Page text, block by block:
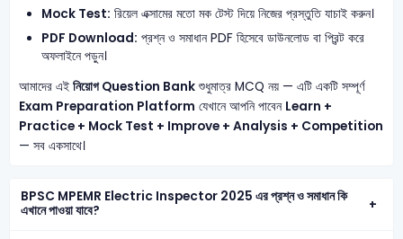
Mock Test: রিয়েল এক্সামের মতো মক টেস্ট দিয়ে নিজের প্রস্তুতি যাচাই করুন।
PDF Download: প্রশ্ন ও সমাধান PDF হিসেবে ডাউনলোড বা প্রিন্ট করে
অফলাইনে পড়ুন।
আমাদের এই নিয়োগ Question Bankশুধুমাত্র MCQ নয় — এটি একটি সম্পূর্ণ
Exam Preparation Platform যেখানে আপনি পাবেন Learn +
Practice + Mock Test + Improve + Analysis + Competition
— সব একসাথে।
BPSC MPEMR Electric Inspector 2025 এর প্রশ্ন ও সমাধান কি
এখানে পাওয়া যাবে?